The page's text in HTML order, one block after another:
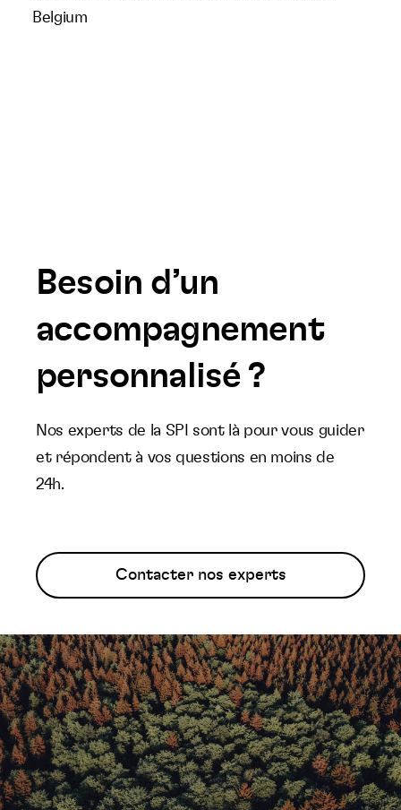
Belgium
Besoin d’un
accompagnement
personnalisé ?
Nos experts de la SPI sont là pour vous guider
et répondent à vos questions en moins de
24h.
Contacter nos experts